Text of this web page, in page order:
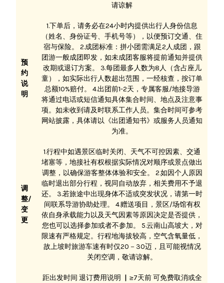
请谅解
预
约
说
明
1.下单后，请务必在24小时内提供出行人身份信息
（姓名、身份证号、手机号等），以便预订交通、住
宿与保险。 2.成团标准：拼小团需满足2人成团，跟
团游一般成团即发，如未成团客服将提前通知并提供
改期或退订方案。 3.每团最多人数为8人（含占座儿
童），如实际出行人数超出范围，一经核查，按订单
总额10%赔付。 4.出团前1-2天，专属客服/地接导游
将通过电话或短信通知具体集合时间、地点及注意事
项。如未收到请及时联系工作人员。集合时间可参考
网站披露，具体请以《出团通知书》或服务人员通知
为准。
调
整/
变
更
1.行程中如遇景区临时关闭、天气不可控因素、交通
堵塞等，地接社有权根据实际情况对顺序或景点做出
调整，以确保游客整体体验和安全。 2.如因个人原因
临时退出部分行程，视同自动放弃，相关费用不予退
还。 3.若旅途中出现身体不适或突发状况，请第一时
间联系导游协助处理。 4.赠送项目，景区/场馆有权
依自身承载能力以及天气因素等原因决定是否提供，
您也可以选择参加或者不参加。 5.云南山高坡大，对
限速有严格规定。行程地海拔较高，空气含氧量低，
故上坡时旅游车速有时仅20－30迈，且可能视情况
关闭空调，敬请谅解。
距出发时间 退订费用说明 ▏≥7天前 可免费取消或全